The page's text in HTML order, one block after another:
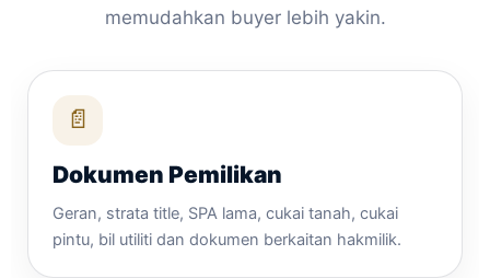
memudahkan buyer lebih yakin.
📄
Dokumen Pemilikan
Geran, strata title, SPA lama, cukai tanah, cukai
pintu, bil utiliti dan dokumen berkaitan hakmilik.